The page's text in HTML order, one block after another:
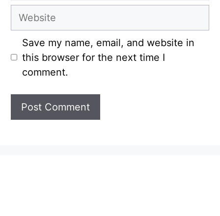
Website
Save my name, email, and website in
this browser for the next time I
comment.